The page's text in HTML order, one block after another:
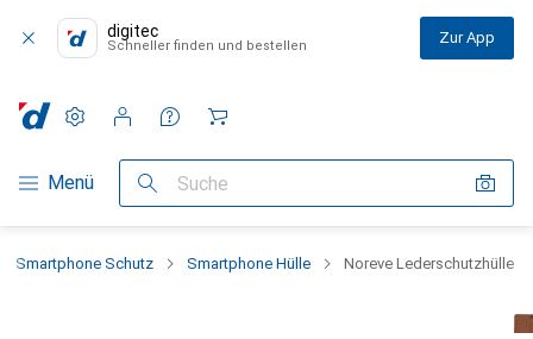
digitec
Schneller finden und bestellen Zur App
Navigation nach Kategorien
Menü Suche
Einstellungen
Kundenkonto
Vergleichslisten
Merklisten
Warenkorb
Smartphone Schutz Smartphone Hülle Noreve Lederschutzhülle